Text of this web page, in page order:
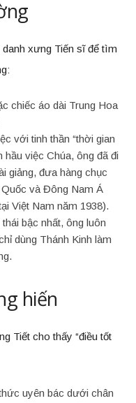
xưng Tiến sĩ để tìm
chiếc áo dài Trung Hoa
với tinh thần “thời gian
hầu việc Chúa, ông đã đi
giảng, đưa hàng chục
và Đông Nam Á
Việt Nam năm 1938).
thái bậc nhất, ông luôn
dùng Thánh Kinh làm
hiến
Tiết cho thấy “điều tốt
uyên bác dưới chân